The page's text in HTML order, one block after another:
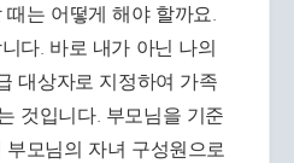
는 어떻게 해야 할까요.
다. 바로 내가 아닌 나의
대상자로 지정하여 가족
것입니다. 부모님을 기준
모님의 자녀 구성원으로